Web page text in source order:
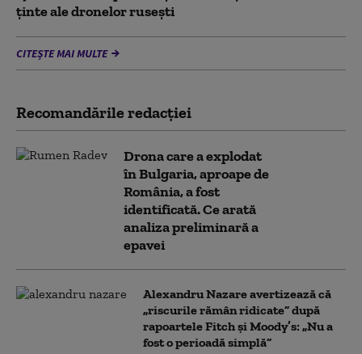
ținte ale dronelor rusești
CITEȘTE MAI MULTE
Recomandările redacţiei
Drona care a explodat
în Bulgaria, aproape de
România, a fost
identificată. Ce arată
analiza preliminară a
epavei
Alexandru Nazare avertizează că
„riscurile rămân ridicate” după
rapoartele Fitch și Moody’s: „Nu a
fost o perioadă simplă”